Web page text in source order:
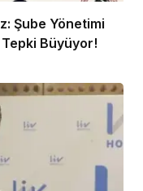
Şube Yönetimi
Tepki Büyüyor!